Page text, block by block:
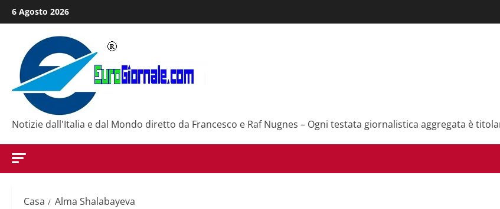
Salta
al
contenuto
6 Agosto 2026
Notizie dall'Italia e dal Mondo diretto da Francesco e Raf Nugnes – Ogni testata giornalistica aggregata è
Casa Alma Shalabayeva